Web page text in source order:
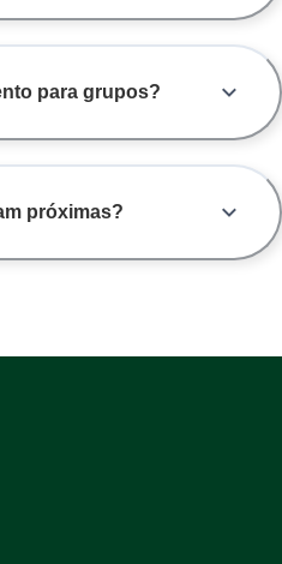
para grupos?
próximas?